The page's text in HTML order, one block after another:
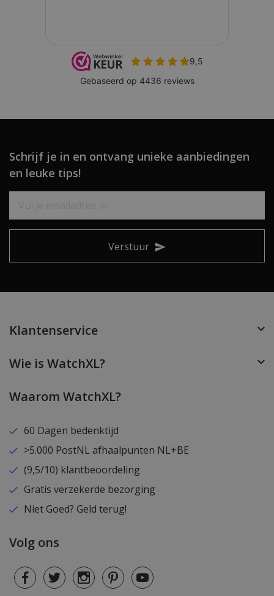
Schrijf je in en ontvang unieke aanbiedingen
en leuke tips!
Verstuur
Klantenservice
Wie is WatchXL?
Waarom WatchXL?
60 Dagen bedenktijd
>5.000 PostNL afhaalpunten NL+BE
(9,5/10) klantbeoordeling
Gratis verzekerde bezorging
Niet Goed? Geld terug!
Volg ons